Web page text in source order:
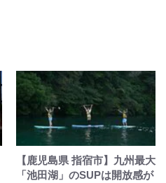
【鹿児島県 指宿市】九州最大
「池田湖」のSUPは開放感が